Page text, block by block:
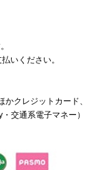
いください。
クレジットカード、
交通系電子マネー）